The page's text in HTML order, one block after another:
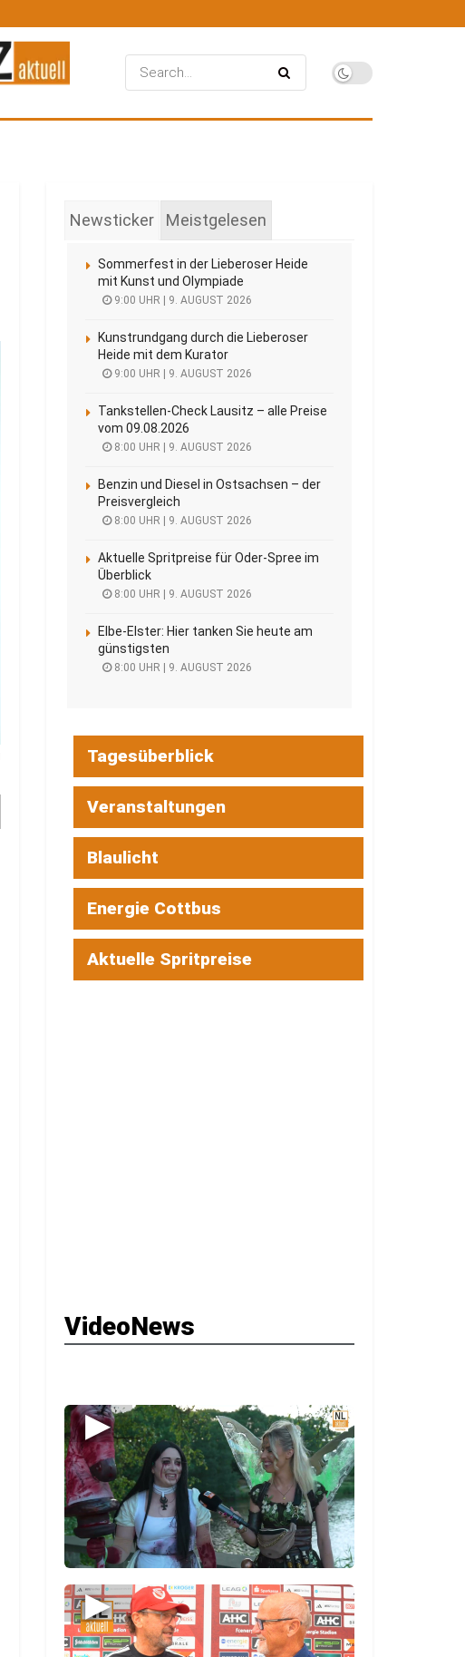
Newsticker Meistgelesen
Sommerfest in der Lieberoser Heide
mit Kunst und Olympiade
9:00 UHR | 9. AUGUST 2026
Kunstrundgang durch die Lieberoser
Heide mit dem Kurator
9:00 UHR | 9. AUGUST 2026
Tankstellen-Check Lausitz – alle Preise
vom 09.08.2026
8:00 UHR | 9. AUGUST 2026
Benzin und Diesel in Ostsachsen – der
Preisvergleich
8:00 UHR | 9. AUGUST 2026
Aktuelle Spritpreise für Oder-Spree im
Überblick
8:00 UHR | 9. AUGUST 2026
Elbe-Elster: Hier tanken Sie heute am
günstigsten
8:00 UHR | 9. AUGUST 2026
Tagesüberblick
Veranstaltungen
Blaulicht
Energie Cottbus
Aktuelle Spritpreise
VideoNews
▶
▶